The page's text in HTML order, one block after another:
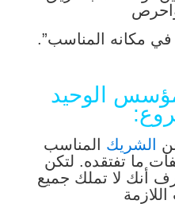
واحرص
مكانه المناسب”.
الوحيد
الشريك المناسب
ما تفتقده. لتكن
أنك لا تملك جميع
اللازمة